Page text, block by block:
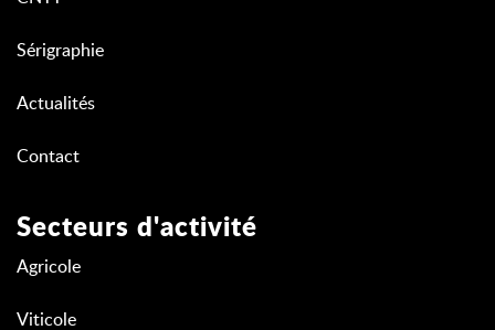
Sérigraphie
Actualités
Contact
Secteurs d'activité
Agricole
Viticole